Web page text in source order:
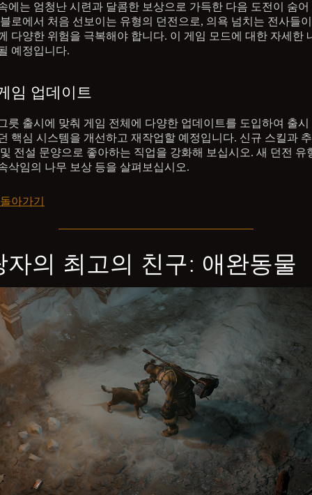
에는 엄청난 시련과 달콤한 보상으로 가득한 다음 도전이 숨어
로에서 처음 선보이는 유형의 던전으로, 의욕 넘치는 전사들
다양한 위험을 극복해야 합니다. 이 게임 모드에 대한 자세한
예정입니다.
임 업데이트
릇 출시에 맞춰 게임 전체에 다양한 업데이트를 도입하여 출시
핵심 시스템을 개선하고 재작업할 예정입니다. 신규 스킬과
전설 문양으로 좋아하는 직업을 강화해 보십시오. 새 던전 유
삭임의 나무 보상 등을 살펴보십시오.
아가기
자의 최고의 친구: 애완동물